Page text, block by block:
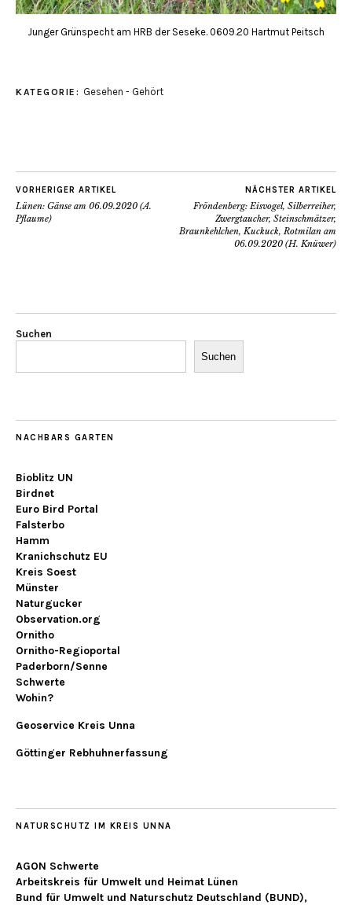
Junger Grünspecht am HRB der Seseke. 0609.20 Hartmut Peitsch
KATEGORIE: Gesehen - Gehört
VORHERIGER ARTIKEL
Lünen: Gänse am 06.09.2020 (A.
Pflaume)
NÄCHSTER ARTIKEL
Fröndenberg: Eisvogel, Silberreiher,
Zwergtaucher, Steinschmätzer,
Braunkehlchen, Kuckuck, Rotmilan am
06.09.2020 (H. Knüwer)
Suchen
Suchen
NACHBARS GARTEN
Bioblitz UN
Birdnet
Euro Bird Portal
Falsterbo
Hamm
Kranichschutz EU
Kreis Soest
Münster
Naturgucker
Observation.org
Ornitho
Ornitho-Regioportal
Paderborn/Senne
Schwerte
Wohin?
Geoservice Kreis Unna
Göttinger Rebhuhnerfassung
NATURSCHUTZ IM KREIS UNNA
AGON Schwerte
Arbeitskreis für Umwelt und Heimat Lünen
Bund für Umwelt und Naturschutz Deutschland (BUND),